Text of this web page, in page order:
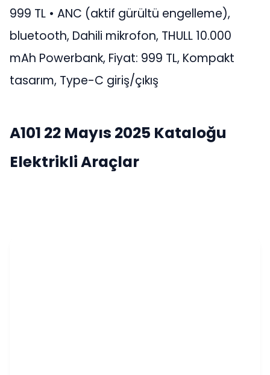
999 TL • ANC (aktif gürültü engelleme),
bluetooth, Dahili mikrofon, THULL 10.000
mAh Powerbank, Fiyat: 999 TL, Kompakt
tasarım, Type-C giriş/çıkış
A101 22 Mayıs 2025 Kataloğu
Elektrikli Araçlar